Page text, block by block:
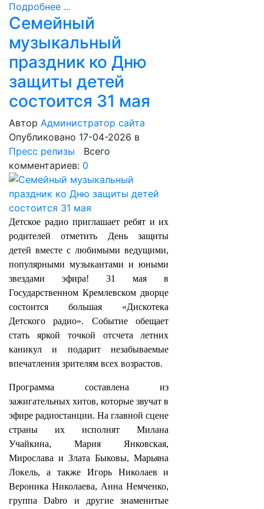
Подробнее ...
Семейный
музыкальный
праздник ко Дню
защиты детей
состоится 31 мая
Автор Администратор сайта
Опубликовано 17-04-2026 в
Пресс релизы Всего
комментариев: 0
Детское радио приглашает ребят и их
родителей отметить День защиты
детей вместе с любимыми ведущими,
популярными музыкантами и юными
звездами эфира! 31 мая в
Государственном Кремлевском дворце
состоится большая «Дискотека
Детского радио». Событие обещает
стать яркой точкой отсчета летних
каникул и подарит незабываемые
впечатления зрителям всех возрастов.
Программа составлена из
зажигательных хитов, которые звучат в
эфире радиостанции. На главной сцене
страны их исполнят Милана
Учайкина, Мария Янковская,
Мирослава и Злата Быковы, Марьяна
Локель, а также Игорь Николаев и
Вероника Николаева, Анна Немченко,
группа Dabro и другие знаменитые